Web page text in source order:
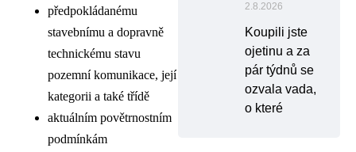
předpokládanému
stavebnímu a dopravně
technickému stavu
pozemní komunikace, její
kategorii a také třídě
aktuálním povětrnostním
podmínkám
2.8.2026
Koupili jste
ojetinu a za
pár týdnů se
ozvala vada,
o které